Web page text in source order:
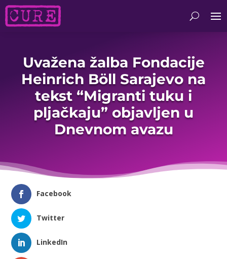
Uvažena žalba Fondacije
Heinrich Böll Sarajevo na
tekst “Migranti tuku i
pljačkaju” objavljen u
Dnevnom avazu
Facebook
Twitter
LinkedIn